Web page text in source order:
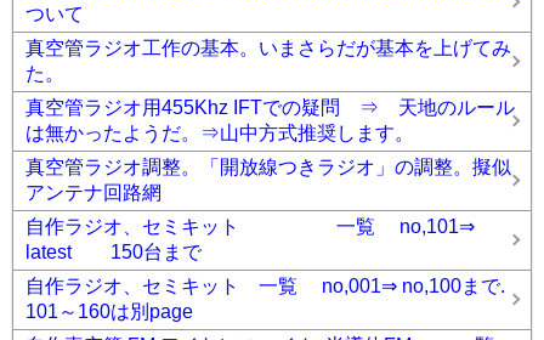
ついて
真空管ラジオ工作の基本。いまさらだが基本を上げてみ
た。
真空管ラジオ用455Khz IFTでの疑問 ⇒ 天地のルール
は無かったようだ。⇒山中方式推奨します。
真空管ラジオ調整。「開放線つきラジオ」の調整。擬似
アンテナ回路網
自作ラジオ、セミキット 一覧 no,101⇒
latest 150台まで
自作ラジオ、セミキット 一覧 no,001⇒ no,100まで.
101～160は別page